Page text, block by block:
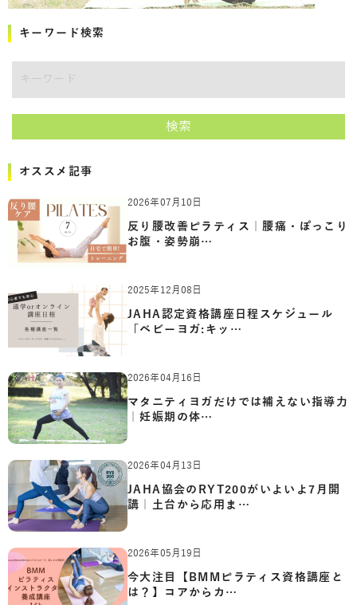
キーワード検索
検索
オススメ記事
2026年07月10日
反り腰改善ピラティス｜腰痛・ぽっこり
お腹・姿勢崩…
2025年12月08日
JAHA認定資格講座日程スケジュール
「ベビーヨガ:キッ…
2026年04月16日
マタニティヨガだけでは補えない指導力
｜妊娠期の体…
2026年04月13日
JAHA協会のRYT200がいよいよ7月開
講｜土台から応用ま…
2026年05月19日
今大注目【BMMピラティス資格講座と
は？】コアからカ…